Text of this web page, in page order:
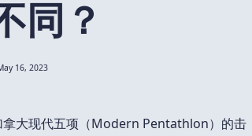
同？
16, 2023
拿大现代五项（Modern Pentathlon）的击